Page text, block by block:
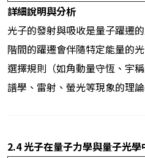
詳細說明與分析
光子的發射與吸收是量子躍遷
階間的躍遷會伴隨特定能量的
選擇規則（如角動量守恆、宇
譜學、雷射、螢光等現象的理論
2.4光子在量子力學與量子光學